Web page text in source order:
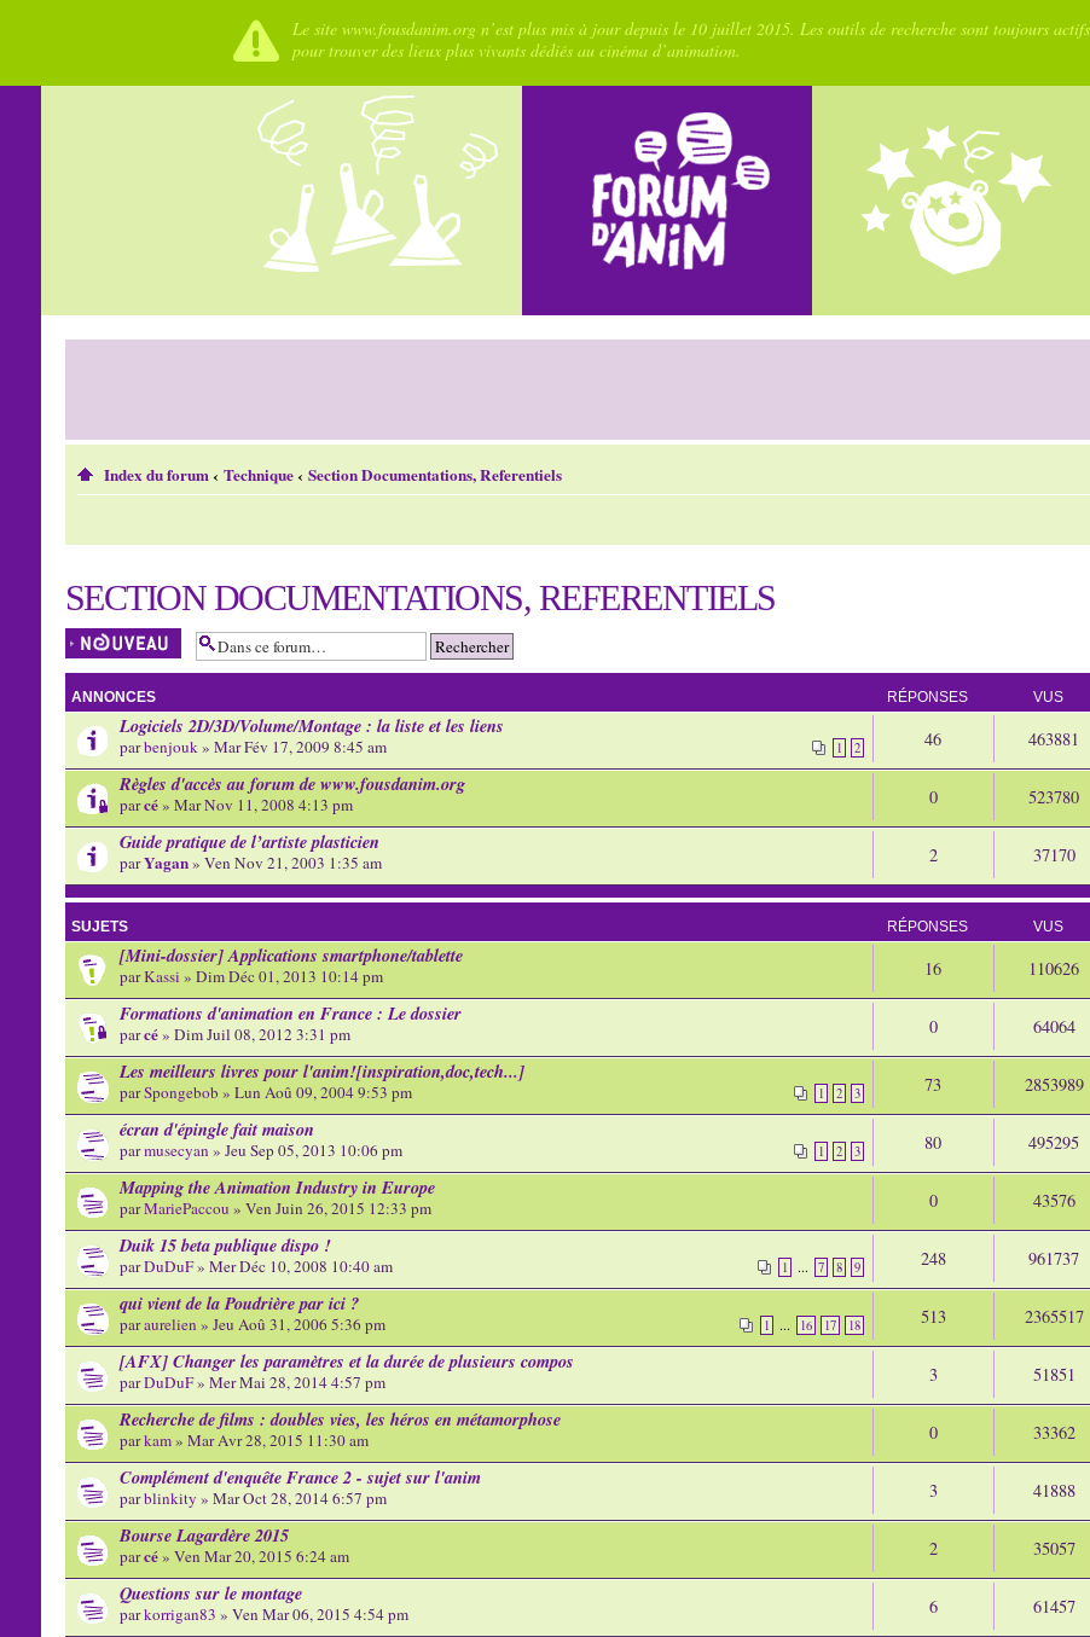
Le site www.fousdanim.org n’est plus mis à jour depuis le 10 juillet 2015. Les outils de recherche sont toujours
pour trouver des lieux plus vivants dédiés au cinéma d’animation.
Index du forum‹ Technique‹ Section Documentations, Referentiels
SECTION DOCUMENTATIONS, REFERENTIELS
Écrire un nouveau
sujet
ANNONCES RÉPONSES VUS
Logiciels 2D/3D/Volume/Montage : la liste et les liens
1 2
parbenjouk» Mar Fév 17, 2009 8:45 am 46 463881
Règles d'accès au forum de www.fousdanim.org
parcé» Mar Nov 11, 2008 4:13 pm 0 523780
Guide pratique de l’artiste plasticien
parYagan» Ven Nov 21, 2003 1:35 am 2 37170
SUJETS RÉPONSES VUS
[Mini-dossier] Applications smartphone/tablette
parKassi » Dim Déc 01, 2013 10:14 pm 16 110626
Formations d'animation en France : Le dossier
parcé» Dim Juil 08, 2012 3:31 pm 0 64064
Les meilleurs livres pour l'anim![inspiration,doc,tech...]
1 2 3
parSpongebob » Lun Aoû 09, 2004 9:53 pm 73 2853989
écran d'épingle fait maison
1 2 3
parmusecyan » Jeu Sep 05, 2013 10:06 pm 80 495295
Mapping the Animation Industry in Europe
parMariePaccou » Ven Juin 26, 2015 12:33 pm 0 43576
Duik 15 beta publique dispo !
1 ... 7 8 9
parDuDuF» Mer Déc 10, 2008 10:40 am 248 961737
qui vient de la Poudrière par ici ?
1 ... 16 17 18
paraurelien » Jeu Aoû 31, 2006 5:36 pm 513 2365517
[AFX] Changer les paramètres et la durée de plusieurs compos
parDuDuF» Mer Mai 28, 2014 4:57 pm 3 51851
Recherche de films : doubles vies, les héros en métamorphose
parkam» Mar Avr 28, 2015 11:30 am 0 33362
Complément d'enquête France 2 - sujet sur l'anim
parblinkity » Mar Oct 28, 2014 6:57 pm 3 41888
Bourse Lagardère 2015
parcé» Ven Mar 20, 2015 6:24 am 2 35057
Questions sur le montage
parkorrigan83 » Ven Mar 06, 2015 4:54 pm 6 61457